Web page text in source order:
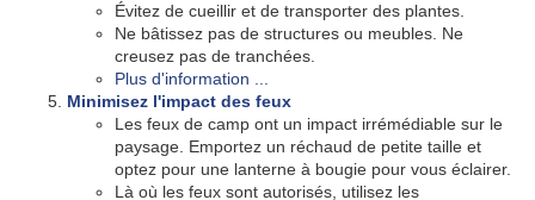
Évitez de cueillir et de transporter des plantes.
Ne bâtissez pas de structures ou meubles. Ne
creusez pas de tranchées.
Plus d'information ...
Minimisez l'impact des feux
Les feux de camp ont un impact irrémédiable sur le
paysage. Emportez un réchaud de petite taille et
optez pour une lanterne à bougie pour vous éclairer.
Là où les feux sont autorisés, utilisez les